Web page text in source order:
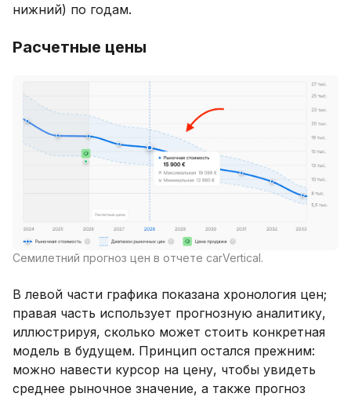
нижний) по годам.
Расчетные цены
Семилетний прогноз цен в отчете carVertical.
В левой части графика показана хронология цен;
правая часть использует прогнозную аналитику,
иллюстрируя, сколько может стоить конкретная
модель в будущем. Принцип остался прежним:
можно навести курсор на цену, чтобы увидеть
среднее рыночное значение, а также прогноз